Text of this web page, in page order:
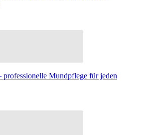
professionelle Mundpflege für jeden